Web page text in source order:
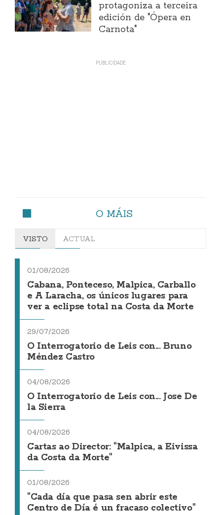
protagoniza a terceira
edición de "Ópera en
Carnota"
O MÁIS
VISTO ACTUAL
01/08/2026
Cabana, Ponteceso, Malpica, Carballo
e A Laracha, os únicos lugares para
ver a eclipse total na Costa da Morte
29/07/2026
O Interrogatorio de Leis con... Bruno
Méndez Castro
04/08/2026
O Interrogatorio de Leis con... Jose De
la Sierra
04/08/2026
Cartas ao Director: "Malpica, a Eivissa
da Costa da Morte"
01/08/2026
"Cada día que pasa sen abrir este
Centro de Día é un fracaso colectivo"